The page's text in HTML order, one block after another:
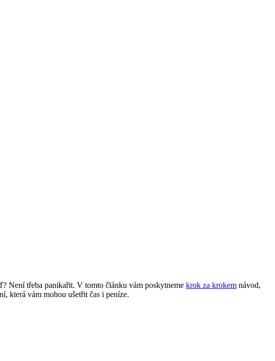
Není třeba panikařit. V tomto článku vám poskytneme krok za krokem návod,
která vám mohou ušetřit čas i peníze.